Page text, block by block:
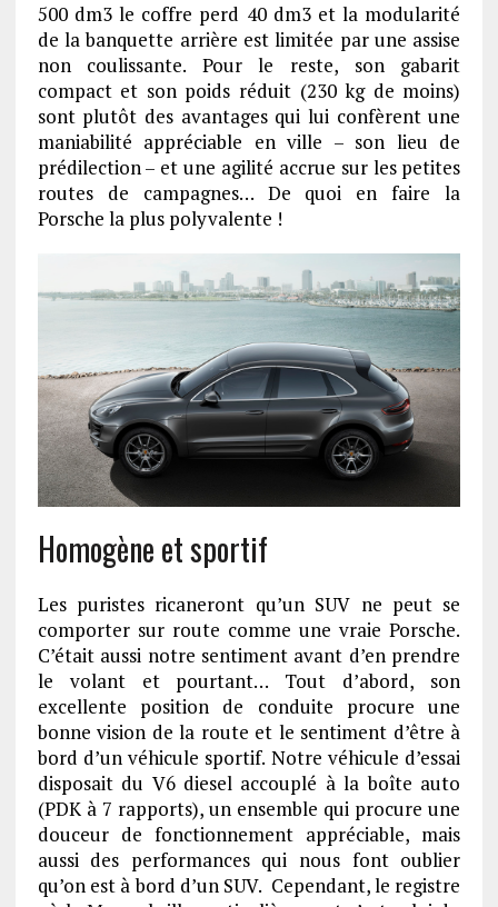
500 dm3 le coffre perd 40 dm3 et la modularité
de la banquette arrière est limitée par une assise
non coulissante. Pour le reste, son gabarit
compact et son poids réduit (230 kg de moins)
sont plutôt des avantages qui lui confèrent une
maniabilité appréciable en ville – son lieu de
prédilection – et une agilité accrue sur les petites
routes de campagnes… De quoi en faire la
Porsche la plus polyvalente !
Homogène et sportif
Les puristes ricaneront qu’un SUV ne peut se
comporter sur route comme une vraie Porsche.
C’était aussi notre sentiment avant d’en prendre
le volant et pourtant… Tout d’abord, son
excellente position de conduite procure une
bonne vision de la route et le sentiment d’être à
bord d’un véhicule sportif. Notre véhicule d’essai
disposait du V6 diesel accouplé à la boîte auto
(PDK à 7 rapports), un ensemble qui procure une
douceur de fonctionnement appréciable, mais
aussi des performances qui nous font oublier
qu’on est à bord d’un SUV. Cependant, le registre